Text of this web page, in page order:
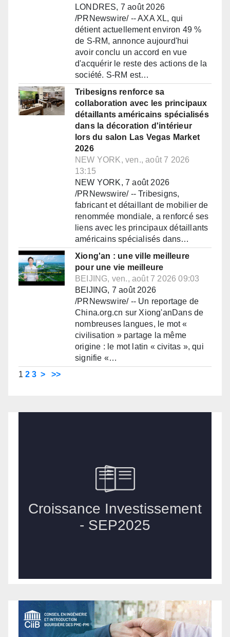
LONDRES, 7 août 2026
/PRNewswire/ -- AXA XL, qui
détient actuellement environ 49 %
de S-RM, annonce aujourd'hui
avoir conclu un accord en vue
d'acquérir le reste des actions de la
société. S-RM est…
Tribesigns renforce sa
collaboration avec les principaux
détaillants américains spécialisés
dans la décoration d'intérieur
lors du salon Las Vegas Market
2026
NEW YORK, ven., août 7 2026
13:15
NEW YORK, 7 août 2026
/PRNewswire/ -- Tribesigns,
fabricant et détaillant de mobilier de
renommée mondiale, a renforcé ses
liens avec les principaux détaillants
américains spécialisés dans…
Xiong'an : une ville meilleure
pour une vie meilleure
BEIJING, ven., août 7 2026 09:03
BEIJING, 7 août 2026
/PRNewswire/ -- Un reportage de
China.org.cn sur Xiong'anDans de
nombreuses langues, le mot «
civilisation » partage la même
origine : le mot latin « civitas », qui
signifie «…
1 2 3 > >>